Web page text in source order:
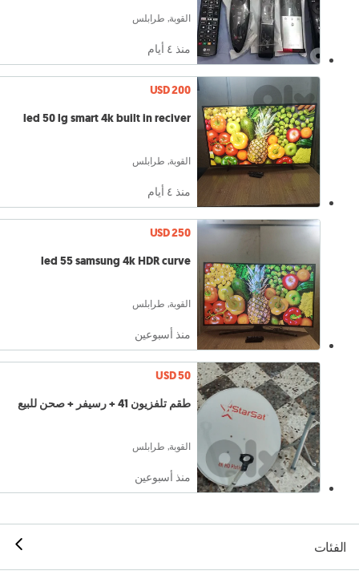
القوبة, طرابلس
منذ ٤ أيام
USD 200
led 50 lg smart 4k built in reciver
القوبة, طرابلس
منذ ٤ أيام
USD 250
led 55 samsung 4k HDR curve
القوبة, طرابلس
منذ أسبوعين
USD 50
طقم تلفزيون 41 + رسيفر + صحن للبيع
القوبة, طرابلس
منذ أسبوعين
الفئات